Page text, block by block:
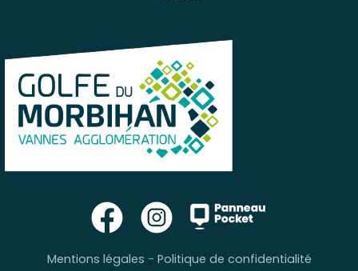
Mentions légales - Politique de confidentialité